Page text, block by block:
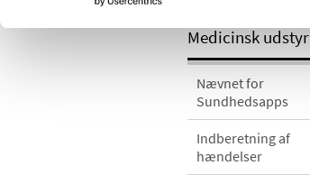
Medicinsk udstyr
Nævnet for
Sundhedsapps
Indberetning af
hændelser